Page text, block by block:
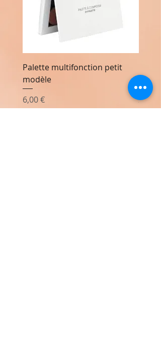
Palette multifonction petit
modèle
Prix
6,00 €
modèle
Prix
20,00 €